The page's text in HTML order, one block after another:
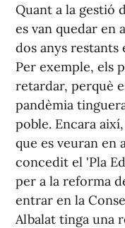
Quant a la gestió
es van quedar en
dos anys restants
Per exemple, els
retardar, perquè
pandèmia
poble. Encara
que es veuran en
concedit el 'Pla
per a la reforma
entrar en la
Albalat tinga una